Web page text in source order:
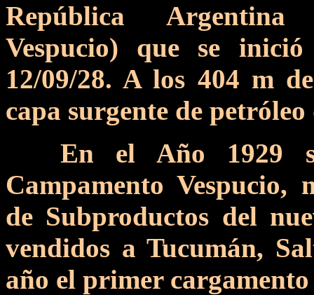
República Argentina
Vespucio) que se
12/09/28. A los 404 m
capa surgente de
En el Año 1929
Campamento Vespucio,
de Subproductos del
vendidos a Tucumán,
año el primer